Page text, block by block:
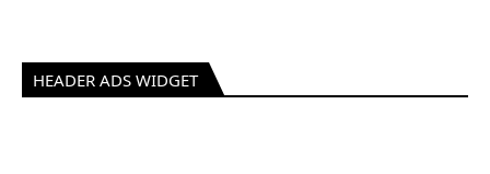
HEADER ADS WIDGET